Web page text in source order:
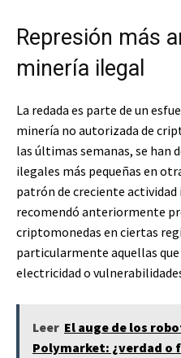
Represión más
minería ilegal
La redada es parte de un
minería no autorizada de
las últimas semanas, se han
ilegales más pequeñas en
patrón de creciente
recomendó anteriormente
criptomonedas en ciertas
particularmente aquellas
electricidad o
Leer El auge de los
Polymarket: ¿verdad o